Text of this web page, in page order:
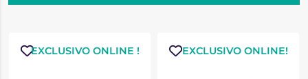
EXCLUSIVO ONLINE ! EXCLUSIVO ONLINE!